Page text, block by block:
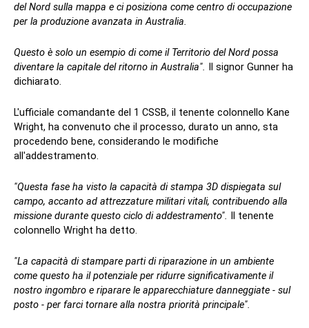
del Nord sulla mappa e ci posiziona come centro di occupazione
per la produzione avanzata in Australia.
Questo è solo un esempio di come il Territorio del Nord possa
diventare la capitale del ritorno in Australia".
Il signor Gunner ha
dichiarato.
L'ufficiale comandante del 1 CSSB, il tenente colonnello Kane
Wright, ha convenuto che il processo, durato un anno, sta
procedendo bene, considerando le modifiche
all'addestramento.
"Questa fase ha visto la capacità di stampa 3D dispiegata sul
campo, accanto ad attrezzature militari vitali, contribuendo alla
missione durante questo ciclo di addestramento".
Il tenente
colonnello Wright ha detto.
"La capacità di stampare parti di riparazione in un ambiente
come questo ha il potenziale per ridurre significativamente il
nostro ingombro e riparare le apparecchiature danneggiate - sul
posto - per farci tornare alla nostra priorità principale".